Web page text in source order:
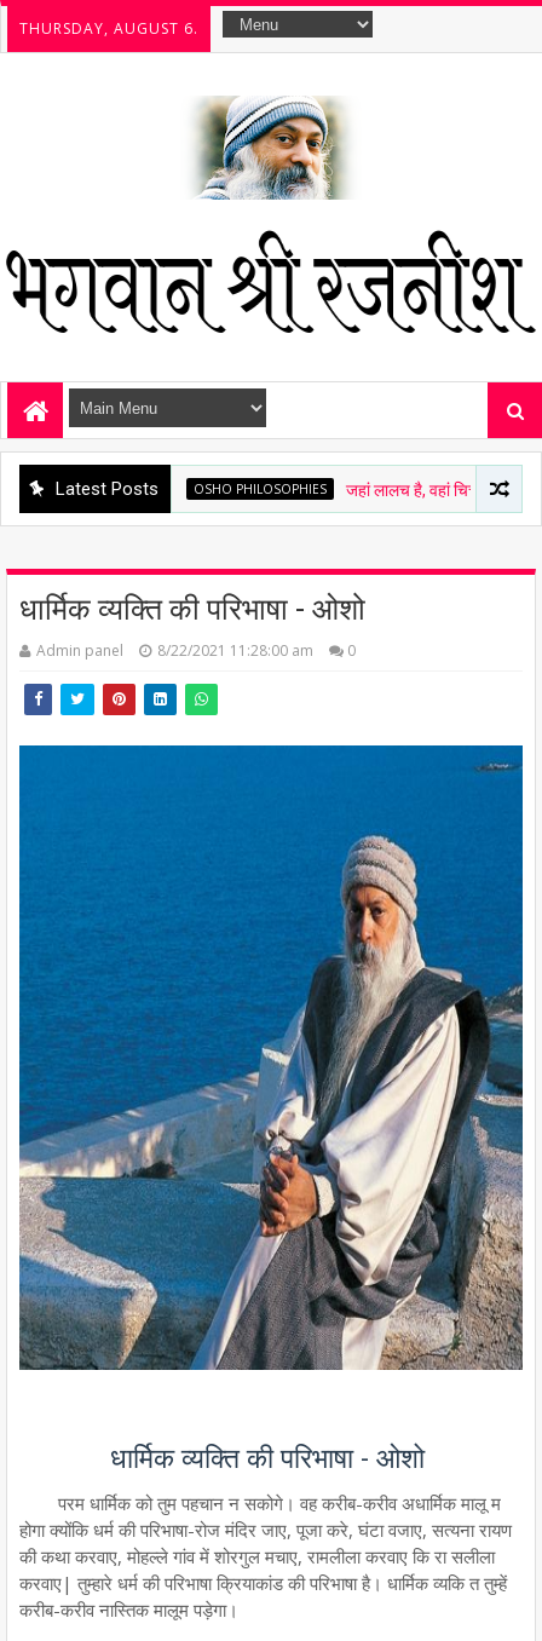
THURSDAY, AUGUST 6.
Latest PostsOSHO PHILOSOPHIES जहां लालच है, वहां चित्त अशांत है - ओशो
धार्मिक व्यक्ति की परिभाषा - ओशो
Admin panel 8/22/2021 11:28:00 am 0
धार्मिक व्यक्ति की परिभाषा - ओशो
परम धार्मिक को तुम पहचान न सकोगे। वह करीब-करीव अधार्मिक मालू म
होगा क्योंकि धर्म की परिभाषा-रोज मंदिर जाए, पूजा करे, घंटा वजाए, सत्यना रायण
की कथा करवाए, मोहल्ले गांव में शोरगुल मचाए, रामलीला करवाए कि रा सलीला
करवाए| तुम्हारे धर्म की परिभाषा क्रियाकांड की परिभाषा है। धार्मिक व्यकि त तुम्हें
करीब-करीव नास्तिक मालूम पड़ेगा।